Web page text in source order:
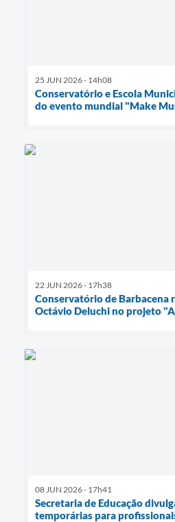
25 JUN 2026 - 14h08
Conservatório e Escola
do evento mundial "Make
22 JUN 2026 - 17h38
Conservatório de Barbacena
Octávio Deluchi no projeto
08 JUN 2026 - 17h41
Secretaria de Educação
temporárias para